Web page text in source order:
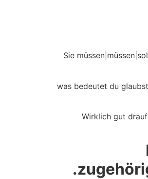
Sie
was bedeutet du
Wirklich gut